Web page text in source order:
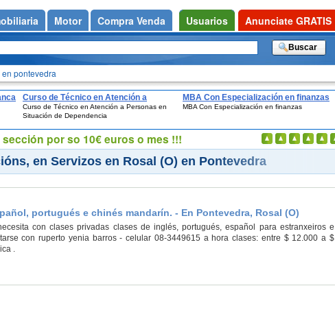
pontevedra
Curso de Técnico en Atención a
Personas en Situación de Dependencia
Curso de Técnico en Atención a Personas en
Situación de Dependencia
MBA Con Especialización en finanzas
MBA Con Especialización en finanzas
en Servizos en Rosal (O) en Pontevedra
portugués e chinés mandarín. - En Pontevedra, Rosal (O)
con clases privadas clases de inglés, portugués, español para estranxeiros e
con ruperto yenia barros - celular 08-3449615 a hora clases: entre $ 12.000 a $
.
Motor Compra Venda Usuarios Anunciate GRATIS
sección por so 10€ euros o mes !!!